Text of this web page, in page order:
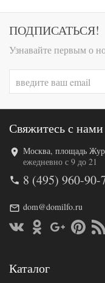
ПОДПИСАТЬСЯ!
Узнавайте первым о
Свяжитесь с нами
Москва, площадь
ежедневно с 9 до 21
8 (495) 960-90-
dom@domilfo.ru
Каталог